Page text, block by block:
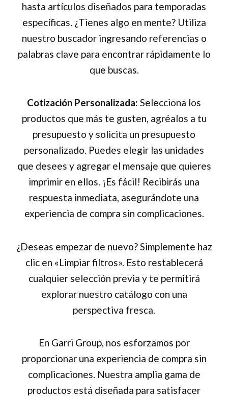
hasta artículos diseñados para temporadas
específicas. ¿Tienes algo en mente? Utiliza
nuestro buscador ingresando referencias o
palabras clave para encontrar rápidamente lo
que buscas.
Cotización Personalizada: Selecciona los
productos que más te gusten, agréalos a tu
presupuesto y solicita un presupuesto
personalizado. Puedes elegir las unidades
que desees y agregar el mensaje que quieres
imprimir en ellos. ¡Es fácil! Recibirás una
respuesta inmediata, asegurándote una
experiencia de compra sin complicaciones.
¿Deseas empezar de nuevo? Simplemente haz
clic en «Limpiar filtros». Esto restablecerá
cualquier selección previa y te permitirá
explorar nuestro catálogo con una
perspectiva fresca.
En Garri Group, nos esforzamos por
proporcionar una experiencia de compra sin
complicaciones. Nuestra amplia gama de
productos está diseñada para satisfacer